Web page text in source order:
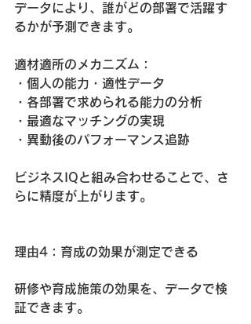
データにより、誰がどの部署で活躍す
るかが予測できます。
適材適所のメカニズム：
・個人の能力・適性データ
・各部署で求められる能力の分析
・最適なマッチングの実現
・異動後のパフォーマンス追跡
ビジネスIQと組み合わせることで、さ
らに精度が上がります。
理由4：育成の効果が測定できる
研修や育成施策の効果を、データで検
証できます。